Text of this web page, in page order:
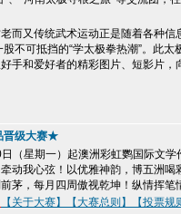
而又传统武术运动正是随着各种
股不可抵挡的“学太极拳热潮”。此
手和爱好者的精彩图片、短影片
晋级大赛★
日（星期一）起澳洲彩虹鹦国际文
动我心弦！以优雅神韵，博五洲喝
茅，每月四周傲视乾坤！纵情挥笔
【关于大赛】 【大赛总则】
【投票规